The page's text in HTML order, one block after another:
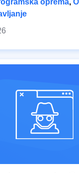
oprema,